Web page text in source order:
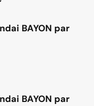
BAYON par
BAYON par